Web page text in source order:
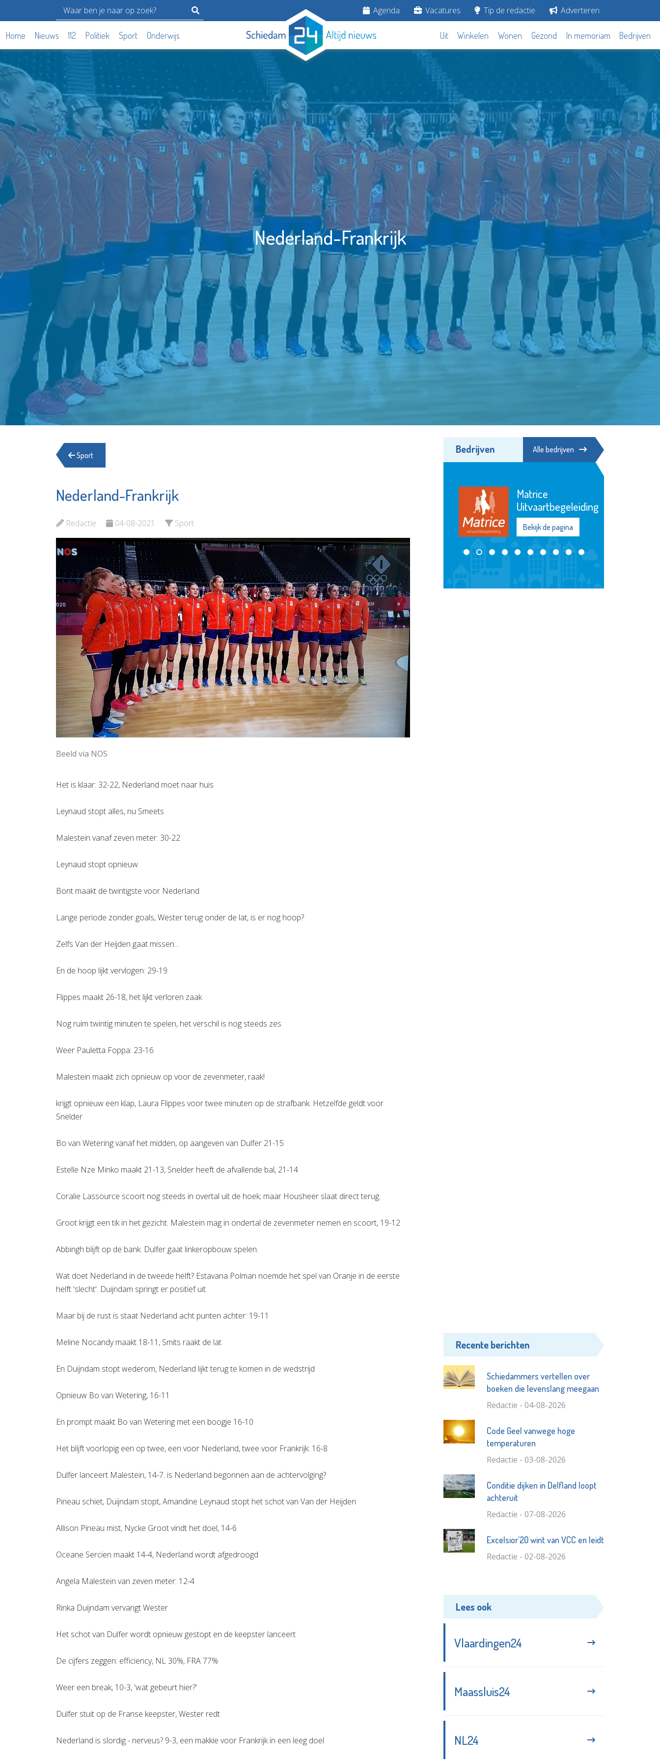
Agenda Vacatures Tip de redactie Adverteren
Home Nieuws 112 Politiek Sport Onderwijs Uit Winkelen Wonen Gezond In memoriam Bedrijven
Nederland-Frankrijk
Sport
Nederland-Frankrijk
Redactie 04-08-2021 Sport
Beeld via NOS
Het is klaar: 32-22, Nederland moet naar huis
Leynaud stopt alles, nu Smeets
Malestein vanaf zeven meter: 30-22
Leynaud stopt opnieuw
Bont maakt de twintigste voor Nederland
Lange periode zonder goals, Wester terug onder de lat, is er nog hoop?
Zelfs Van der Heijden gaat missen...
En de hoop lijkt vervlogen: 29-19
Flippes maakt 26-18, het lijkt verloren zaak
Nog ruim twintig minuten te spelen, het verschil is nog steeds zes
Weer Pauletta Foppa: 23-16
Malestein maakt zich opnieuw op voor de zevenmeter, raak!
krijgt opnieuw een klap, Laura Flippes voor twee minuten op de strafbank. Hetzelfde geldt voor
Snelder
Bo van Wetering vanaf het midden, op aangeven van Dulfer 21-15
Estelle Nze Minko maakt 21-13, Snelder heeft de afvallende bal, 21-14
Coralie Lassource scoort nog steeds in overtal uit de hoek; maar Housheer slaat direct terug.
Groot krijgt een tik in het gezicht. Malestein mag in ondertal de zevenmeter nemen en scoort, 19-12
Abbingh blijft op de bank. Dulfer gaat linkeropbouw spelen.
Wat doet Nederland in de tweede helft? Estavana Polman noemde het spel van Oranje in de eerste
helft 'slecht'. Duijndam springt er positief uit.
Maar bij de rust is staat Nederland acht punten achter: 19-11
Meline Nocandy maakt 18-11, Smits raakt de lat
En Duijndam stopt wederom, Nederland lijkt terug te komen in de wedstrijd
Opnieuw Bo van Wetering, 16-11
En prompt maakt Bo van Wetering met een boogje 16-10
Het blijft voorlopig een op twee, een voor Nederland, twee voor Frankrijk: 16-8
Dulfer lanceert Malestein, 14-7. is Nederland begonnen aan de achtervolging?
Pineau schiet, Duijndam stopt, Amandine Leynaud stopt het schot van Van der Heijden
Allison Pineau mist, Nycke Groot vindt het doel, 14-6
Oceane Sercien maakt 14-4, Nederland wordt afgedroogd
Angela Malestein van zeven meter: 12-4
Rinka Duijndam vervangt Wester
Het schot van Dulfer wordt opnieuw gestopt en de keepster lanceert
De cijfers zeggen: efficiency, NL 30%, FRA 77%
Weer een break, 10-3, 'wat gebeurt hier?'
Dulfer stuit op de Franse keepster, Wester redt
Nederland is slordig - nerveus? 9-3, een makkie voor Frankrijk in een leeg doel
Bedrijven Alle bedrijven
Stichting
Bekijk de pagina
Bekijk de pagina
Franciscus
Bekijk de pagina
Recente berichten
Schiedammers vertellen over
boeken die levenslang meegaan
Redactie - 04-08-2026
Code Geel vanwege hoge
temperaturen
Redactie - 03-08-2026
Conditie dijken in Delfland loopt
achteruit
Redactie - 07-08-2026
Excelsior'20 wint van VCC en leidt
Redactie - 02-08-2026
Lees ook
Vlaardingen24
Maassluis24
NL24